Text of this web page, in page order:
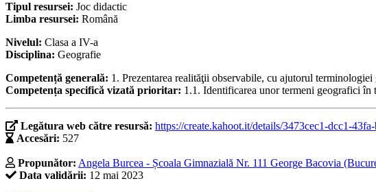
Tipul resursei: Joc didactic
Limba resursei: Română
Nivelul: Clasa a IV-a
Disciplina: Geografie
Competență generală: 1. Prezentarea realităţii observabile, cu ajutorul terminologiei
Competența specifică vizată prioritar: 1.1. Identificarea unor termeni geografici
Legătura web către resursă: https://create.kahoot.it/details/3473cec1-dcc1-
Accesări: 527
Propunător: Angela Burcea - Școala Gimnazială Nr. 111 George Bacovia
Data validării: 12 mai 2023